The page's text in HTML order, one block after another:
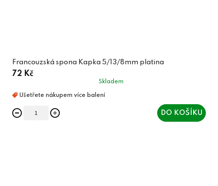
Francouzská spona Kapka 5/13/8mm platina
72 Kč
Skladem
DO KOŠÍKU